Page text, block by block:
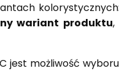
kolorystycznych:
wariant produktu,
jest możliwość